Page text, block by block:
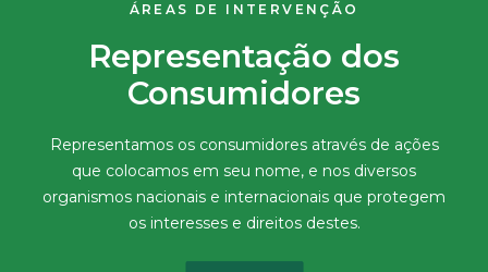
ÁREAS DE INTERVENÇÃO
Representação dos
Consumidores
Representamos os consumidores através de ações
que colocamos em seu nome, e nos diversos
organismos nacionais e internacionais que protegem
os interesses e direitos destes.